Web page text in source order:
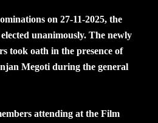
on 27-11-2025, the
unanimously. The newly
took oath in the presence of
Megoti during the general
attending at the Film